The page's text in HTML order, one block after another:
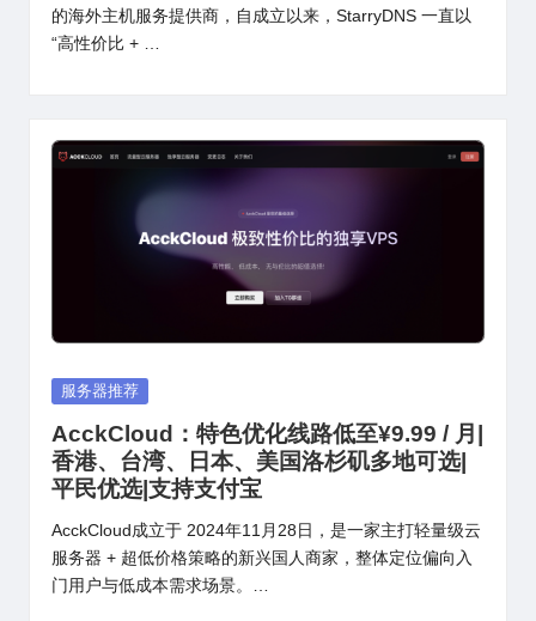
的海外主机服务提供商，自成立以来，StarryDNS 一直以
“高性价比 + …
Posted
服务器推荐
AcckCloud：特色优化线路低至¥9.99 / 月|
香港、台湾、日本、美国洛杉矶多地可选|
平民优选|支持支付宝
AcckCloud成立于 2024年11月28日，是一家主打轻量级云
服务器 + 超低价格策略的新兴国人商家，整体定位偏向入
门用户与低成本需求场景。…